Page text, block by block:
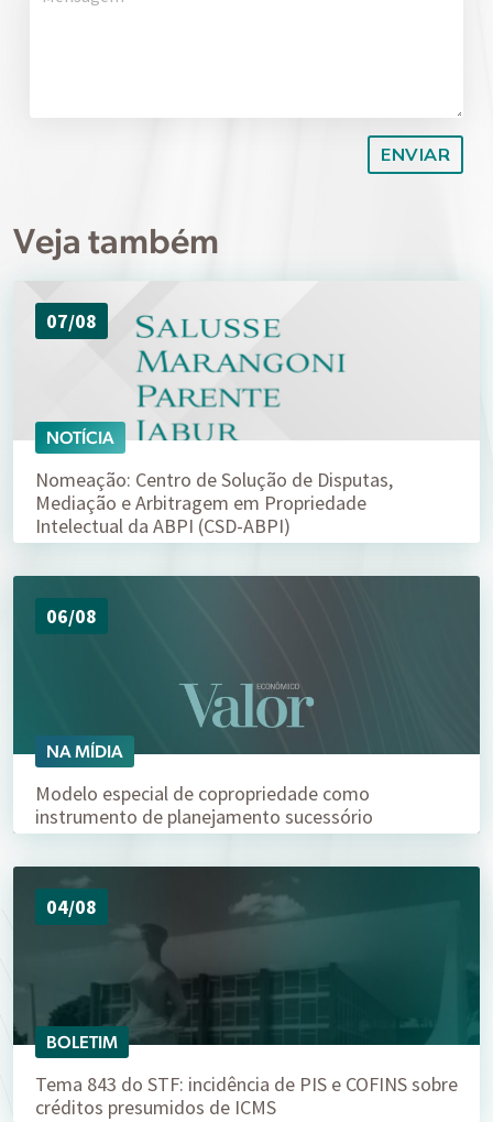
Veja também
07/08
NOTÍCIA
Nomeação: Centro de Solução de Disputas,
Mediação e Arbitragem em Propriedade
Intelectual da ABPI (CSD-ABPI)
06/08
NA MÍDIA
Modelo especial de copropriedade como
instrumento de planejamento sucessório
04/08
BOLETIM
Tema 843 do STF: incidência de PIS e COFINS sobre
créditos presumidos de ICMS